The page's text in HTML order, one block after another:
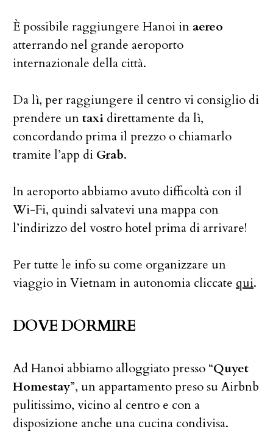
È possibile raggiungere Hanoi in aereo
atterrando nel grande aeroporto
internazionale della città.
Da lì, per raggiungere il centro vi consiglio di
prendere untaxi direttamente da lì,
concordando prima il prezzo o chiamarlo
tramite l’app di Grab.
In aeroporto abbiamo avuto difficoltà con il
Wi-Fi, quindi salvatevi una mappa con
l’indirizzo del vostro hotel prima di arrivare!
Per tutte le info su come organizzare un
viaggio in Vietnam in autonomia cliccate qui.
DOVE DORMIRE
Ad Hanoi abbiamo alloggiato presso “Quyet
Homestay”, un appartamento preso su Airbnb
pulitissimo, vicino al centro e con a
disposizione anche una cucina condivisa.